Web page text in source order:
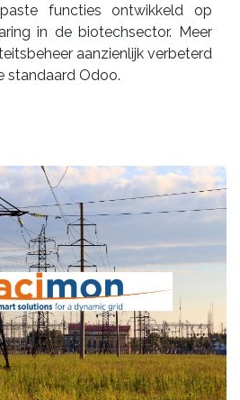
functies ontwikkeld op
in de biotechsector. Meer
aanzienlijk verbeterd
standaard Odoo.